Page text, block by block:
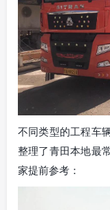
不同类型的工程车
整理了青田本地最
家提前参考：